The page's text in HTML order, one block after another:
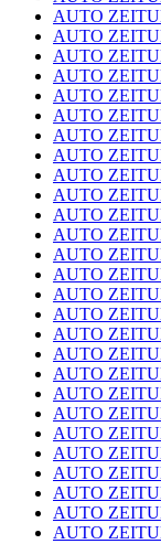
AUTO
AUTO
AUTO
AUTO
AUTO
AUTO
AUTO
AUTO
AUTO
AUTO
AUTO
AUTO
AUTO
AUTO
AUTO
AUTO
AUTO
AUTO
AUTO
AUTO
AUTO
AUTO
AUTO
AUTO
AUTO
AUTO
AUTO